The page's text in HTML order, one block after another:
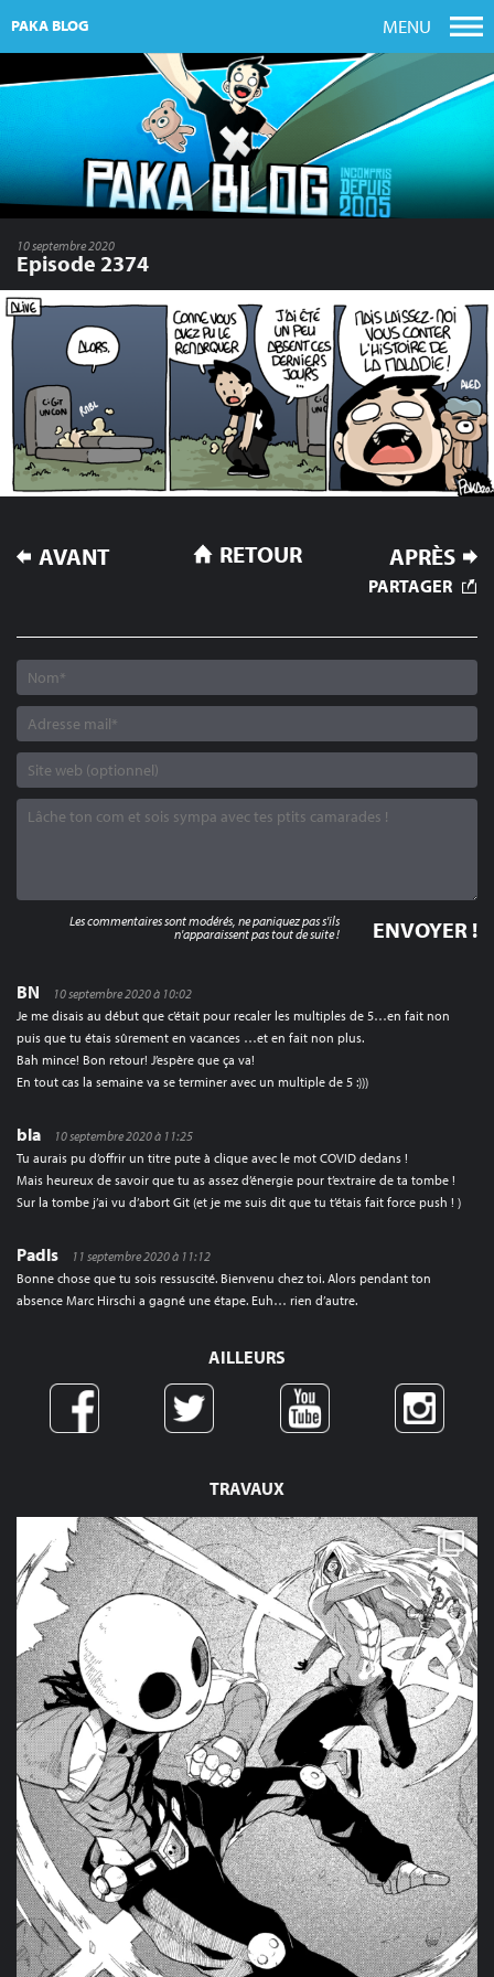
PAKA BLOG MENU
TRAVAUX
10 septembre 2020
Episode 2374
NAVIGATION
DE
AVANT APRÈS
RETOUR
PARTAGER
BN
10 septembre 2020 à 10:02
Je me disais au début que c’était pour recaler les multiples de 5…en fait non
puis que tu étais sûrement en vacances …et en fait non plus.
Bah mince! Bon retour! J’espère que ça va!
En tout cas la semaine va se terminer avec un multiple de 5 :)))
bla
10 septembre 2020 à 11:25
Tu aurais pu d’offrir un titre pute à clique avec le mot COVID dedans !
Mais heureux de savoir que tu as assez d’énergie pour t’extraire de ta tombe !
Sur la tombe j’ai vu d’abort Git (et je me suis dit que tu t’étais fait force push ! )
Padls
11 septembre 2020 à 11:12
Bonne chose que tu sois ressuscité. Bienvenu chez toi. Alors pendant ton
absence Marc Hirschi a gagné une étape. Euh… rien d’autre.
Les commentaires sont modérés, ne paniquez pas s'ils
n'apparaissent pas tout de suite !
AILLEURS